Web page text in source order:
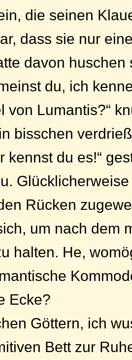
die seinen
dass sie nur
davon huschen
du, ich
von Lumantis?“
bisschen
kennst du es!“
Rücken
um nach dem
halten. He,
Ecke?
Göttern, ich
Bett zur